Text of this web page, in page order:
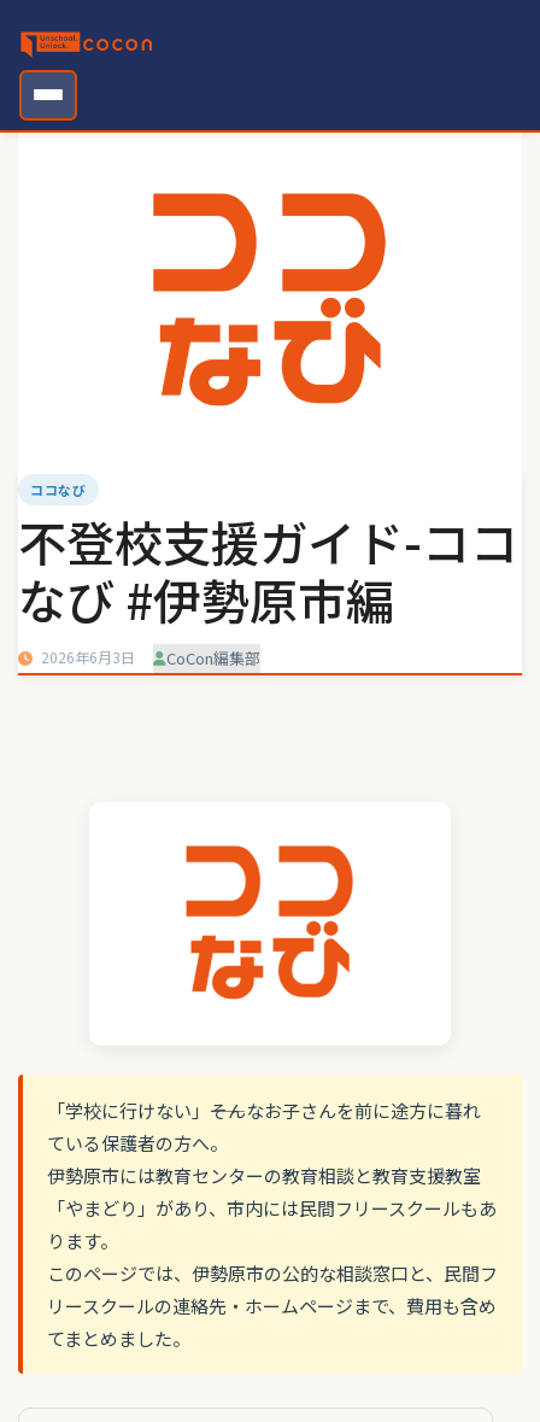
content
ココなび
不登校支援ガイド-ココ
なび #伊勢原市編
2026年6月3日 CoCon編集部
「学校に行けない」――そんなお子さんを前に途方に暮れ
ている保護者の方へ。
伊勢原市には教育センターの教育相談と教育支援教室
「やまどり」があり、市内には民間フリースクールもあ
ります。
このページでは、伊勢原市の公的な相談窓口と、民間フ
リースクールの連絡先・ホームページまで、費用も含め
てまとめました。